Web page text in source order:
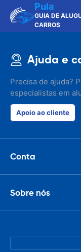
Pula
GUIA DE
CARROS
Ajuda e
Precisa de ajuda?
especialistas em
Apoio ao cliente
Conta
Sobre nós